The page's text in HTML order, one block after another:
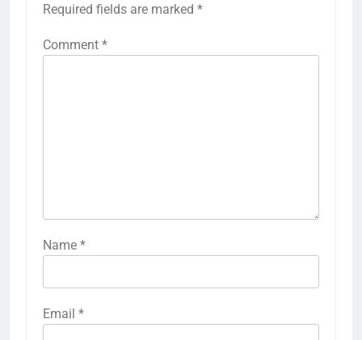
Required fields are marked *
Comment *
Name *
Email *